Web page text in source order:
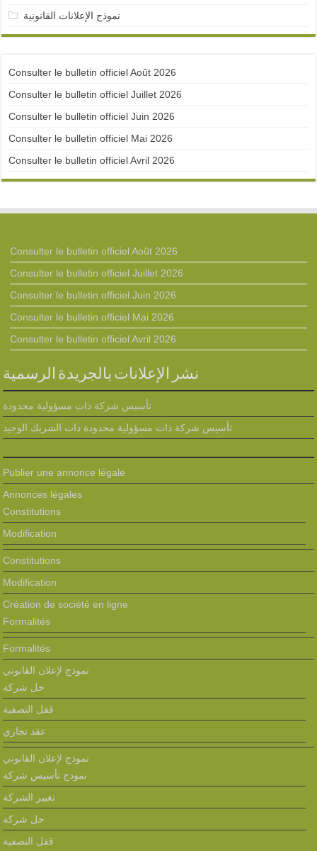
نموذج الإعلانات القانونية
Consulter le bulletin officiel Août 2026
Consulter le bulletin officiel Juillet 2026
Consulter le bulletin officiel Juin 2026
Consulter le bulletin officiel Mai 2026
Consulter le bulletin officiel Avril 2026
Consulter le bulletin officiel Août 2026
Consulter le bulletin officiel Juillet 2026
Consulter le bulletin officiel Juin 2026
Consulter le bulletin officiel Mai 2026
Consulter le bulletin officiel Avril 2026
نشر الإعلانات بالجريدة الرسمية
تأسيس شركة ذات مسؤولية محدودة
تأسيس شركة ذات مسؤولية محدودة ذات الشريك الوحيد
Publier une annonce légale
Annonces légales
Constitutions
Modification
Constitutions
Modification
Création de société en ligne
Formalités
Formalités
نموذج لإعلان القانوني
حل شركة
قفل التصفية
عقد تجاري
نموذج لإعلان القانوني
نمودج تأسيس شركة
تغيير الشركة
حل شركة
قفل التصفية